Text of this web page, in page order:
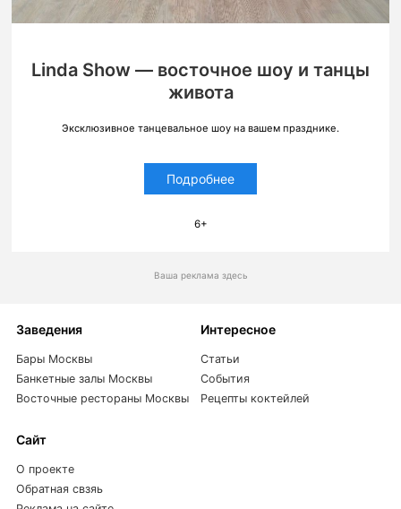
Linda Show — восточное шоу и танцы
живота
Эксклюзивное танцевальное шоу на вашем празднике.
Подробнее
6+
Ваша реклама здесь
Заведения
Бары Москвы
Банкетные залы Москвы
Восточные рестораны Москвы
Интересное
Статьи
События
Рецепты коктейлей
Сайт
О проекте
Обратная свзяь